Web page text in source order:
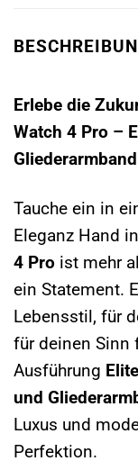
Erlebe die
Watch 4 Pro –
Gliederarmband
Tauche ein in
Eleganz Hand
4 Pro ist mehr
ein Statement.
Lebensstil, für
für deinen Sinn
Ausführung
und
Luxus und
Perfektion.